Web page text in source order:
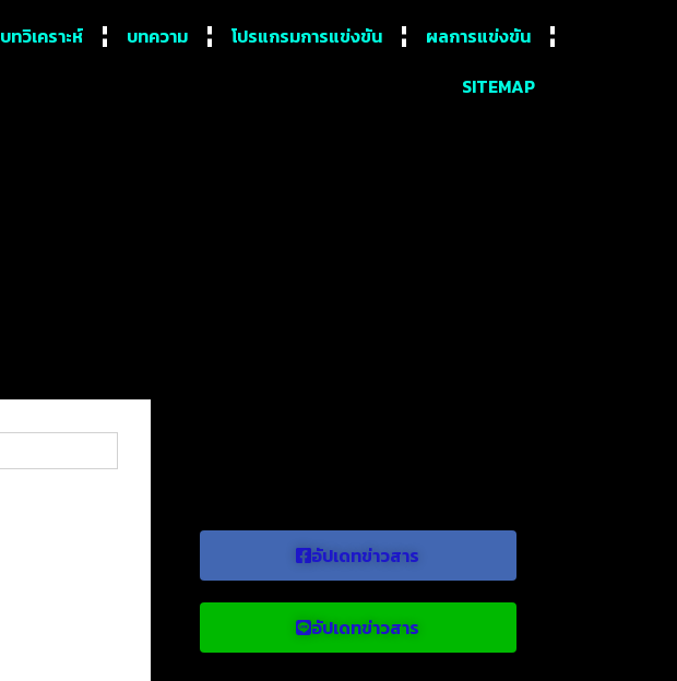
บทวิเคราะห์ บทความ โปรแกรมการแข่งขัน
ผลการแข่งขัน
SITEMAP
อัปเดทข่าวสาร
อัปเดทข่าวสาร